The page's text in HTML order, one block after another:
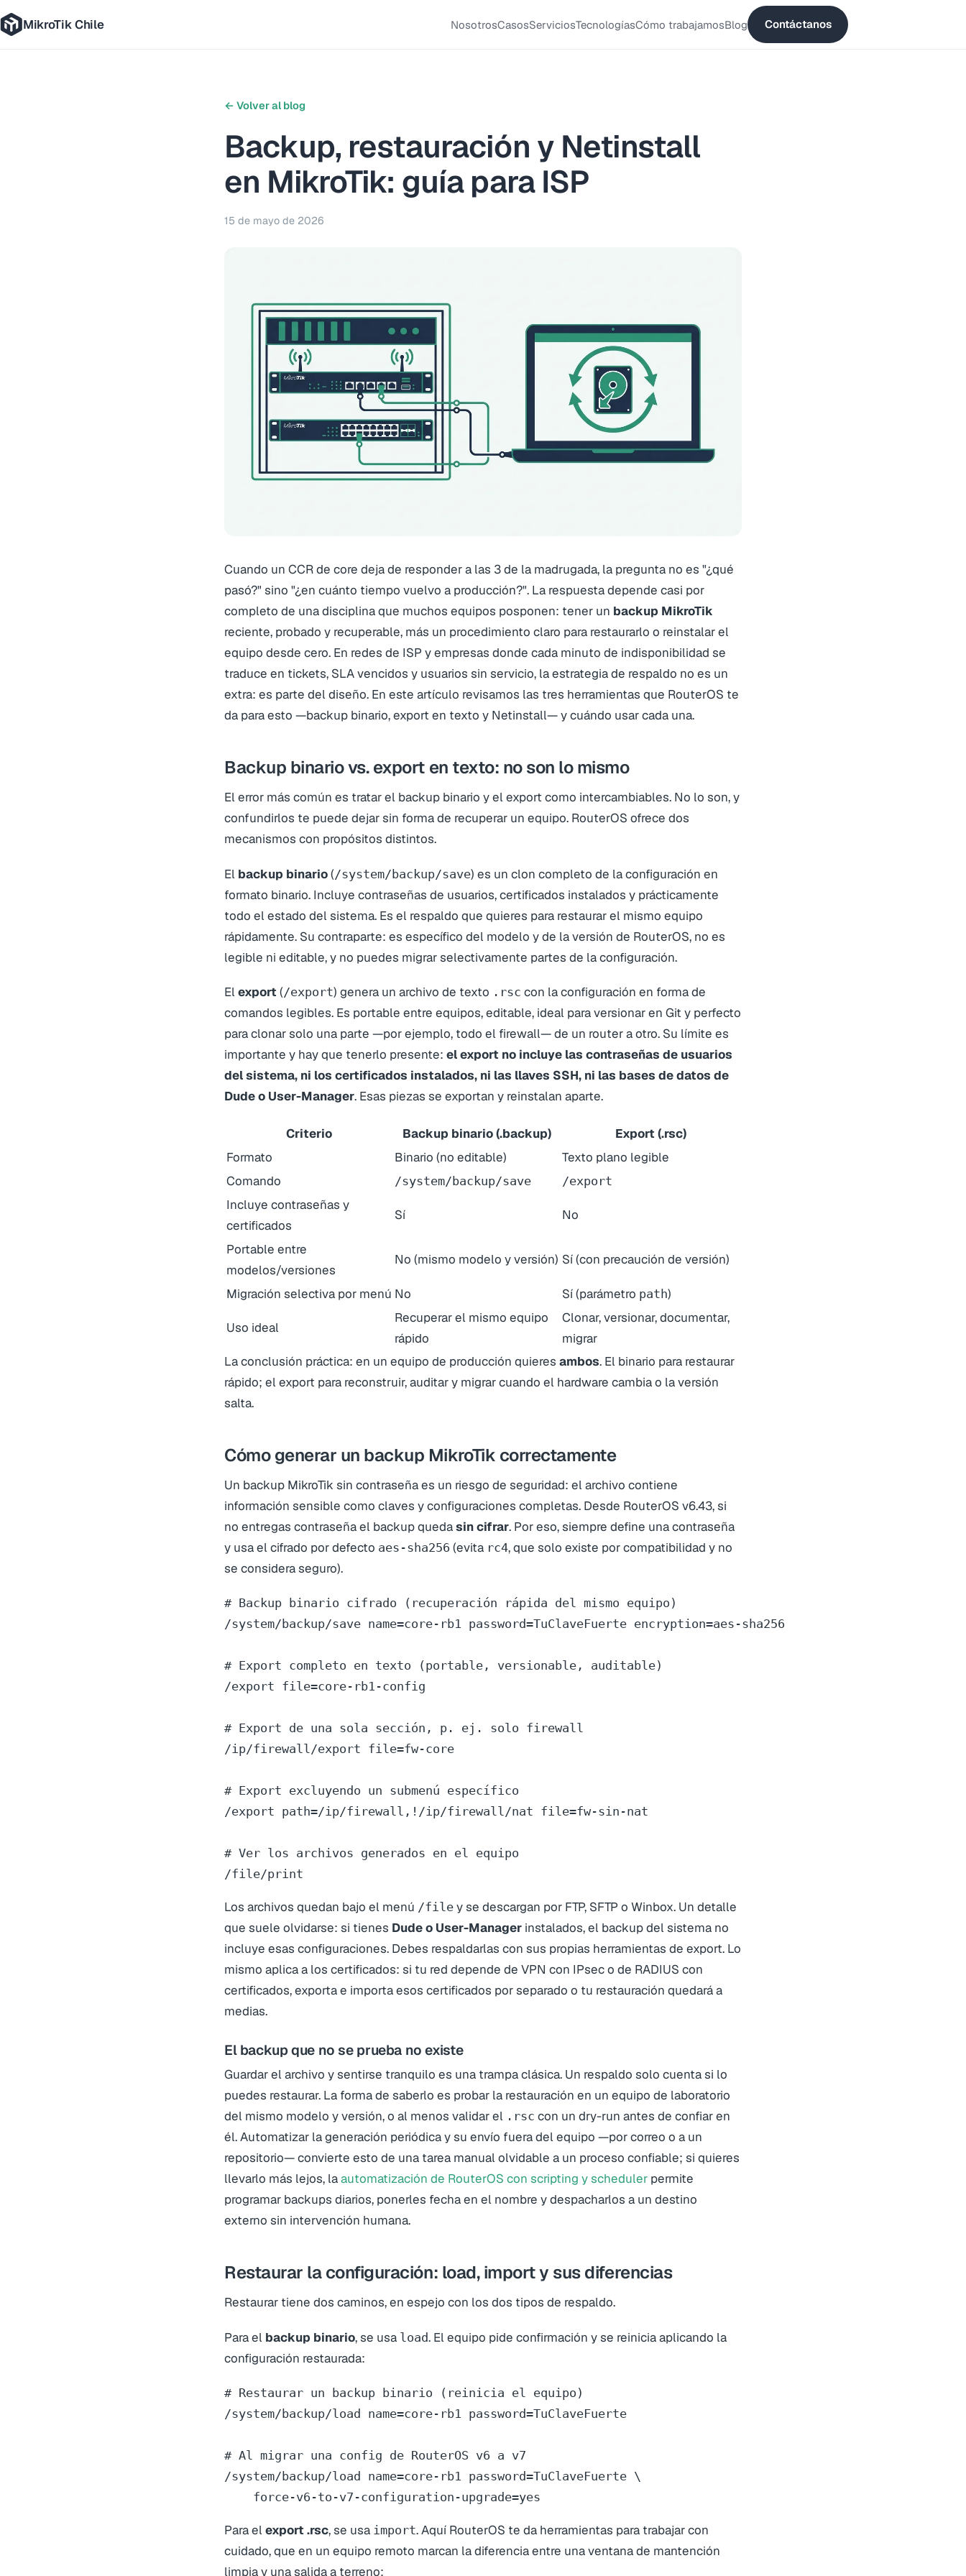
MikroTik Chile NosotrosCasosServiciosTecnologíasCómo trabajamosBlog Contáctanos
← Volver al blog
Backup, restauración y Netinstall
en MikroTik: guía para ISP
15 de mayo de 2026
Cuando un CCR de core deja de responder a las 3 de la madrugada, la pregunta no es "¿qué
pasó?" sino "¿en cuánto tiempo vuelvo a producción?". La respuesta depende casi por
completo de una disciplina que muchos equipos posponen: tener un backup MikroTik
reciente, probado y recuperable, más un procedimiento claro para restaurarlo o reinstalar el
equipo desde cero. En redes de ISP y empresas donde cada minuto de indisponibilidad se
traduce en tickets, SLA vencidos y usuarios sin servicio, la estrategia de respaldo no es un
extra: es parte del diseño. En este artículo revisamos las tres herramientas que RouterOS te
da para esto —backup binario, export en texto y Netinstall— y cuándo usar cada una.
Backup binario vs. export en texto: no son lo mismo
El error más común es tratar el backup binario y el export como intercambiables. No lo son, y
confundirlos te puede dejar sin forma de recuperar un equipo. RouterOS ofrece dos
mecanismos con propósitos distintos.
El backup binario(/system/backup/save) es un clon completo de la configuración en
formato binario. Incluye contraseñas de usuarios, certificados instalados y prácticamente
todo el estado del sistema. Es el respaldo que quieres para restaurar el mismo equipo
rápidamente. Su contraparte: es específico del modelo y de la versión de RouterOS, no es
legible ni editable, y no puedes migrar selectivamente partes de la configuración.
Elexport (/export) genera un archivo de texto .rsc con la configuración en forma de
comandos legibles. Es portable entre equipos, editable, ideal para versionar en Git y perfecto
para clonar solo una parte —por ejemplo, todo el firewall— de un router a otro. Su límite es
importante y hay que tenerlo presente: el export no incluye las contraseñas de usuarios
del sistema, ni los certificados instalados, ni las llaves SSH, ni las bases de datos de
Dude o User-Manager. Esas piezas se exportan y reinstalan aparte.
Criterio Backup binario (.backup)
Export (.rsc)
Formato
Binario (no editable)
Texto plano legible
Comando
/system/backup/save /export
Incluye contraseñas y
certificados
Sí No
Portable entre
modelos/versiones
No (mismo modelo y versión) Sí (con precaución de versión)
Migración selectiva por menú No Sí (parámetro path)
Uso ideal
Recuperar el mismo equipo
rápido
Clonar, versionar, documentar,
migrar
La conclusión práctica: en un equipo de producción quieres ambos. El binario para restaurar
rápido; el export para reconstruir, auditar y migrar cuando el hardware cambia o la versión
salta.
Cómo generar un backup MikroTik correctamente
Un backup MikroTik sin contraseña es un riesgo de seguridad: el archivo contiene
información sensible como claves y configuraciones completas. Desde RouterOS v6.43, si
no entregas contraseña el backup quedasin cifrar. Por eso, siempre define una contraseña
y usa el cifrado por defecto aes-sha256 (evita rc4, que solo existe por compatibilidad y no
se considera seguro).
# Backup binario cifrado (recuperación rápida del mismo equipo)
/system/backup/save name=core-rb1 password=TuClaveFuerte encryption=aes-sha256
# Export completo en texto (portable, versionable, auditable)
/export file=core-rb1-config
# Export de una sola sección, p. ej. solo firewall
/ip/firewall/export file=fw-core
# Export excluyendo un submenú específico
/export path=/ip/firewall,!/ip/firewall/nat file=fw-sin-nat
# Ver los archivos generados en el equipo
/file/print
Los archivos quedan bajo el menú /file y se descargan por FTP, SFTP o Winbox. Un detalle
que suele olvidarse: si tienes Dude o User-Manager instalados, el backup del sistema no
incluye esas configuraciones. Debes respaldarlas con sus propias herramientas de export. Lo
mismo aplica a los certificados: si tu red depende de VPN con IPsec o de RADIUS con
certificados, exporta e importa esos certificados por separado o tu restauración quedará a
medias.
El backup que no se prueba no existe
Guardar el archivo y sentirse tranquilo es una trampa clásica. Un respaldo solo cuenta si lo
puedes restaurar. La forma de saberlo es probar la restauración en un equipo de laboratorio
del mismo modelo y versión, o al menos validar el .rsc con un dry-run antes de confiar en
él. Automatizar la generación periódica y su envío fuera del equipo —por correo o a un
repositorio— convierte esto de una tarea manual olvidable a un proceso confiable; si quieres
llevarlo más lejos, laautomatización de RouterOS con scripting y scheduler permite
programar backups diarios, ponerles fecha en el nombre y despacharlos a un destino
externo sin intervención humana.
Restaurar la configuración: load, import y sus diferencias
Restaurar tiene dos caminos, en espejo con los dos tipos de respaldo.
Para el backup binario, se usa load. El equipo pide confirmación y se reinicia aplicando la
configuración restaurada:
# Restaurar un backup binario (reinicia el equipo)
/system/backup/load name=core-rb1 password=TuClaveFuerte
# Al migrar una config de RouterOS v6 a v7
/system/backup/load name=core-rb1 password=TuClaveFuerte \
    force-v6-to-v7-configuration-upgrade=yes
Para elexport .rsc, se usa import. Aquí RouterOS te da herramientas para trabajar con
cuidado, que en un equipo remoto marcan la diferencia entre una ventana de mantención
limpia y una salida a terreno: